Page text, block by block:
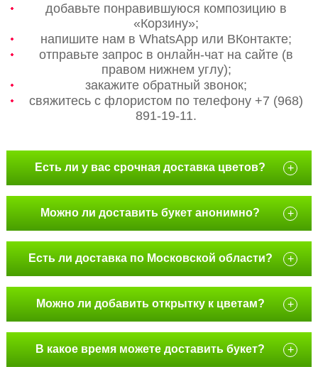
добавьте понравившуюся композицию в
«Корзину»;
напишите нам в WhatsApp или ВКонтакте;
отправьте запрос в онлайн-чат на сайте (в
правом нижнем углу);
закажите обратный звонок;
свяжитесь с флористом по телефону +7 (968)
891-19-11.
Есть ли у вас срочная доставка цветов? +
Можно ли доставить букет анонимно? +
Есть ли доставка по Московской области? +
Можно ли добавить открытку к цветам? +
В какое время можете доставить букет? +